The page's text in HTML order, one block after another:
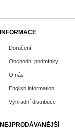
INFORMACE
Doručení
Obchodní podmínky
O nás
English information
Výhradní distribuce
NEJPRODÁVANĚJŠÍ